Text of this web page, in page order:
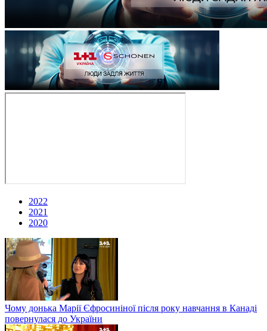
2022
2021
2020
Чому донька Марії Єфросиніної після року навчання в Канаді
повернулася до України